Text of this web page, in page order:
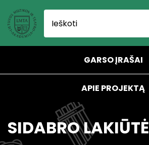
GARSO ĮRAŠAI
APIE PROJEKTĄ
SIDABRO LAKIŪTĖ